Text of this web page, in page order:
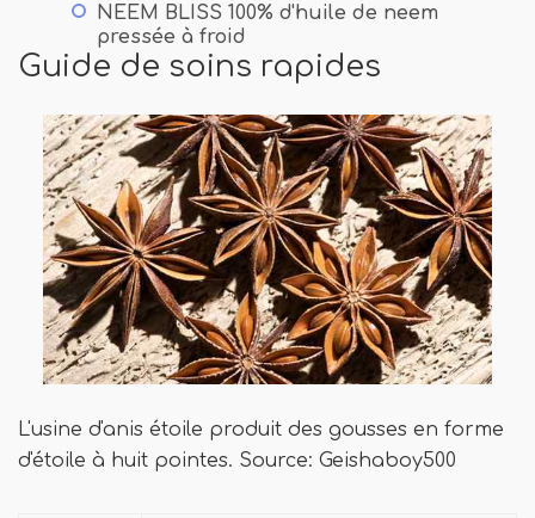
NEEM BLISS 100% d'huile de neem
pressée à froid
Guide de soins rapides
L'usine d'anis étoile produit des gousses en forme
d'étoile à huit pointes. Source: Geishaboy500